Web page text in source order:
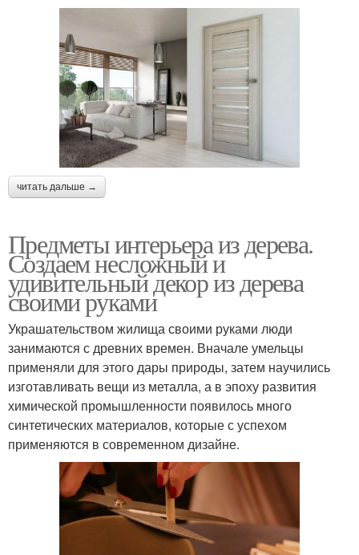
читать дальше →
Предметы интерьера из дерева.
Создаем несложный и
удивительный декор из дерева
своими руками
Украшательством жилища своими руками люди
занимаются с древних времен. Вначале умельцы
применяли для этого дары природы, затем научились
изготавливать вещи из металла, а в эпоху развития
химической промышленности появилось много
синтетических материалов, которые с успехом
применяются в современном дизайне.